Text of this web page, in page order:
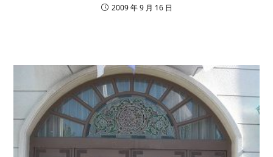
2009 年 9 月 16 日